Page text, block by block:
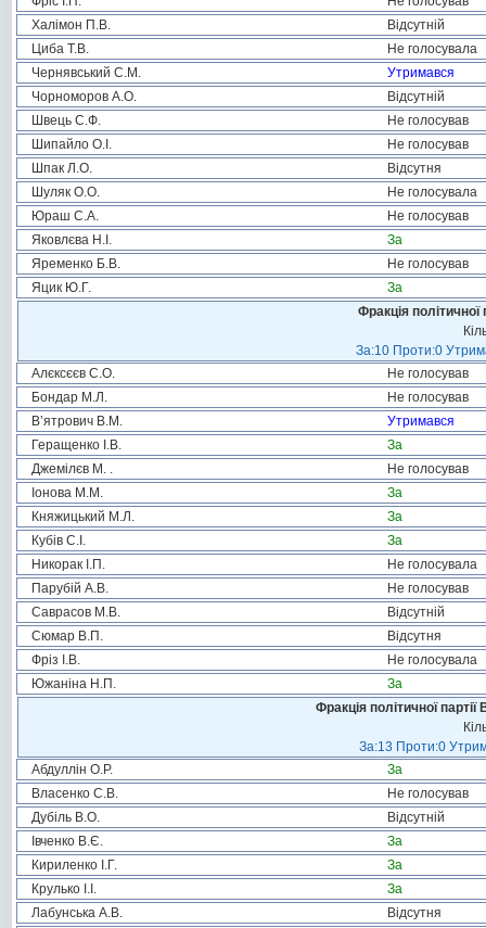
Халімон П.В.
Відсутній
Циба Т.В.
Не голосувала
Чернявський С.М.
Утримався
Чорноморов А.О.
Відсутній
Швець С.Ф.
Не голосував
Шипайло О.І.
Не голосував
Шпак Л.О.
Відсутня
Шуляк О.О.
Не голосувала
Юраш С.А.
Не голосував
Яковлєва Н.І.
За
Яременко Б.В.
Не голосував
Яцик Ю.Г.
За
Фракція
За:10 Проти:0
Алєксєєв С.О.
Не голосував
Бондар М.Л.
Не голосував
В’ятрович В.М.
Утримався
Геращенко І.В.
За
Джемілєв М. .
Не голосував
Іонова М.М.
За
Княжицький М.Л.
За
Кубів С.І.
За
Никорак І.П.
Не голосувала
Парубій А.В.
Не голосував
Саврасов М.В.
Відсутній
Сюмар В.П.
Відсутня
Фріз І.В.
Не голосувала
Южаніна Н.П.
За
Фракція політичної
За:13 Проти:0
Абдуллін О.Р.
За
Власенко С.В.
Не голосував
Дубіль В.О.
Відсутній
Івченко В.Є.
За
Кириленко І.Г.
За
Крулько І.І.
За
Лабунська А.В.
Відсутня